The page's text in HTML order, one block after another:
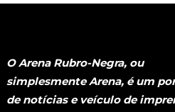
O Arena Rubro-Negra, ou
simplesmente Arena, é um
de notícias e veículo de